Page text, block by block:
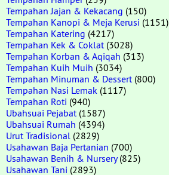
Tempahan Jajan & Kekacang (150)
Tempahan Kanopi & Meja Kerusi (1151)
Tempahan Katering (4217)
Tempahan Kek & Coklat (3028)
Tempahan Korban & Aqiqah (313)
Tempahan Kuih Muih (3034)
Tempahan Minuman & Dessert (800)
Tempahan Nasi Lemak (1117)
Tempahan Roti (940)
Ubahsuai Pejabat (1587)
Ubahsuai Rumah (4394)
Urut Tradisional (2829)
Usahawan Baja Pertanian (700)
Usahawan Benih & Nursery(825)
Usahawan Tani (2893)